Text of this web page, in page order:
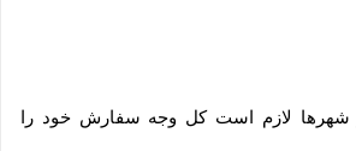
شهرها لازم است کل وجه سفارش خود را